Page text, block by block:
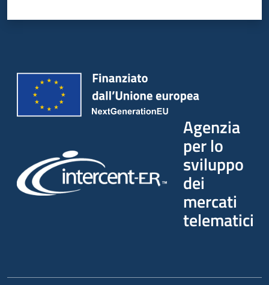
Agenzia
per lo
sviluppo
dei
mercati
telematici